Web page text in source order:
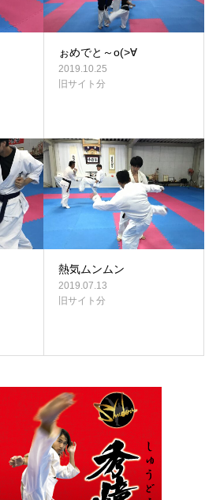
ぉめでと～o(>∀
2019.10.25
旧サイト分
熱気ムンムン
2019.07.13
旧サイト分